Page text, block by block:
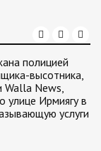
полицией
высотника,
Walla News,
Ирмиягу в
услуги